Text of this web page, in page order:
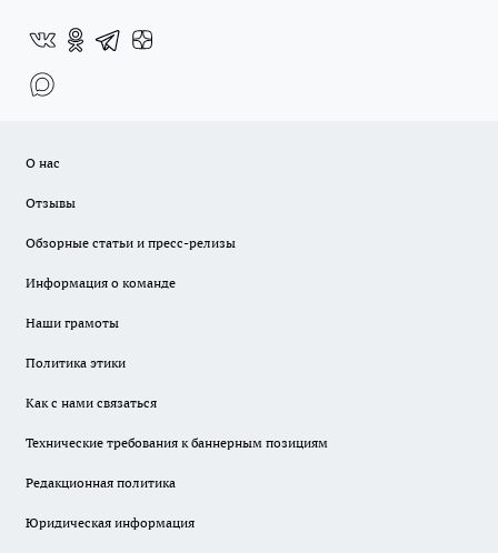
О нас
Отзывы
Обзорные статьи и пресс-релизы
Информация о команде
Наши грамоты
Политика этики
Как с нами связаться
Технические требования к баннерным позициям
Редакционная политика
Юридическая информация